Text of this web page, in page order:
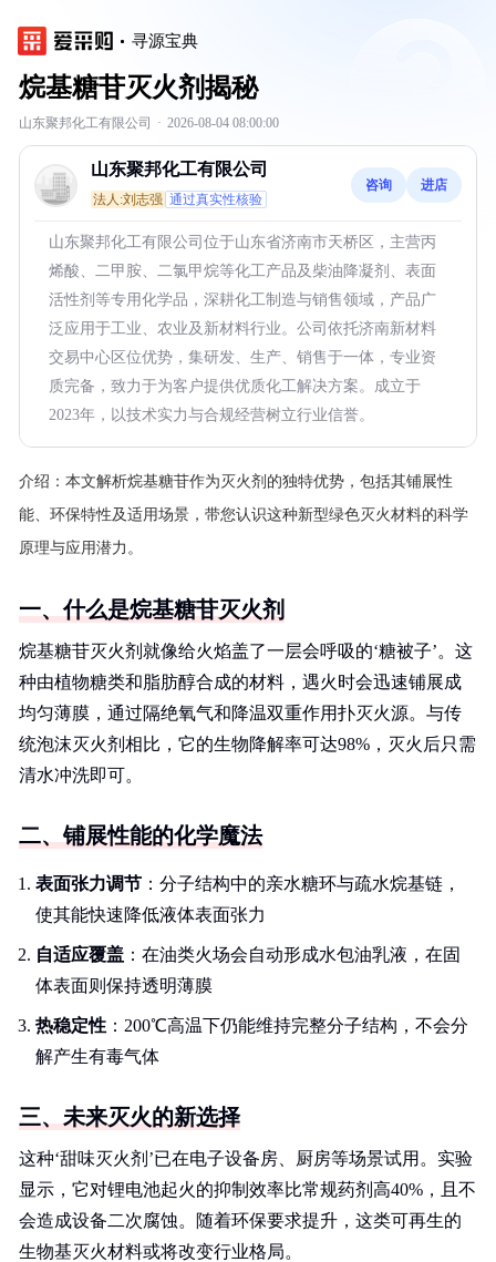
寻源宝典
烷基糖苷灭火剂揭秘
山东聚邦化工有限公司 · 2026-08-04 08:00:00
山东聚邦化工有限公司
法人:刘志强 通过真实性核验
咨询 进店
山东聚邦化工有限公司位于山东省济南市天桥区，主营丙
烯酸、二甲胺、二氯甲烷等化工产品及柴油降凝剂、表面
活性剂等专用化学品，深耕化工制造与销售领域，产品广
泛应用于工业、农业及新材料行业。公司依托济南新材料
交易中心区位优势，集研发、生产、销售于一体，专业资
质完备，致力于为客户提供优质化工解决方案。成立于
2023年，以技术实力与合规经营树立行业信誉。
介绍： 本文解析烷基糖苷作为灭火剂的独特优势，包括其铺展性
能、环保特性及适用场景，带您认识这种新型绿色灭火材料的科学
原理与应用潜力。
一、什么是烷基糖苷灭火剂
烷基糖苷灭火剂就像给火焰盖了一层会呼吸的‘糖被子’。这
种由植物糖类和脂肪醇合成的材料，遇火时会迅速铺展成
均匀薄膜，通过隔绝氧气和降温双重作用扑灭火源。与传
统泡沫灭火剂相比，它的生物降解率可达98%，灭火后只需
清水冲洗即可。
二、铺展性能的化学魔法
表面张力调节 ：分子结构中的亲水糖环与疏水烷基链，
使其能快速降低液体表面张力
自适应覆盖 ：在油类火场会自动形成水包油乳液，在固
体表面则保持透明薄膜
热稳定性 ：200℃高温下仍能维持完整分子结构，不会分
解产生有毒气体
三、未来灭火的新选择
这种‘甜味灭火剂’已在电子设备房、厨房等场景试用。实验
显示，它对锂电池起火的抑制效率比常规药剂高40%，且不
会造成设备二次腐蚀。随着环保要求提升，这类可再生的
生物基灭火材料或将改变行业格局。